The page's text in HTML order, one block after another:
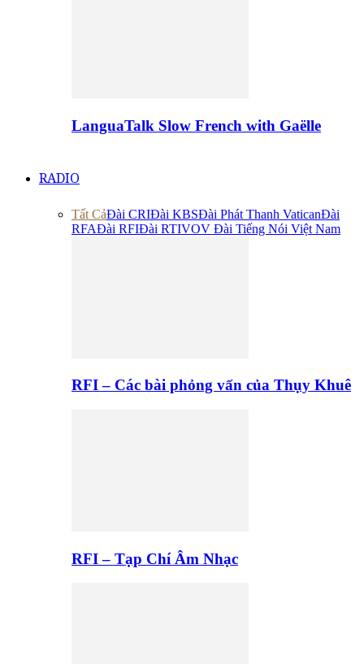
LanguaTalk Slow French with Gaëlle
RADIO
Tất CảĐài CRIĐài KBSĐài Phát Thanh VaticanĐài
RFAĐài RFIĐài RTIVOV Đài Tiếng Nói Việt Nam
RFI – Các bài phỏng vấn của Thụy Khuê
RFI – Tạp Chí Âm Nhạc